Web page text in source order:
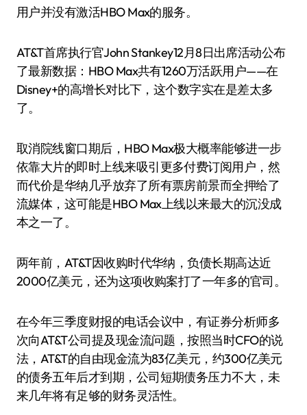
用户并没有激活HBO Max的服务。
AT&T首席执行官John Stankey12月8日出席活动公布
了最新数据：HBO Max共有1260万活跃用户——在
Disney+的高增长对比下，这个数字实在是差太多
了。
取消院线窗口期后，HBO Max极大概率能够进一步
依靠大片的即时上线来吸引更多付费订阅用户，然
而代价是华纳几乎放弃了所有票房前景而全押给了
流媒体，这可能是HBO Max上线以来最大的沉没成
本之一了。
两年前，AT&T因收购时代华纳，负债长期高达近
2000亿美元，还为这项收购案打了一年多的官司。
在今年三季度财报的电话会议中，有证券分析师多
次向AT&T公司提及现金流问题，按照当时CFO的说
法，AT&T的自由现金流为83亿美元，约300亿美元
的债务五年后才到期，公司短期债务压力不大，未
来几年将有足够的财务灵活性。